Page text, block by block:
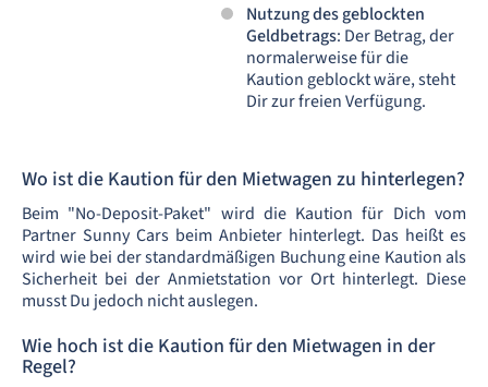
Nutzung des geblockten
Geldbetrags: Der Betrag, der
normalerweise für die
Kaution geblockt wäre, steht
Dir zur freien Verfügung.
Wo ist die Kaution für den Mietwagen zu hinterlegen?
Beim "No-Deposit-Paket" wird die Kaution für Dich vom
Partner Sunny Cars beim Anbieter hinterlegt. Das heißt es
wird wie bei der standardmäßigen Buchung eine Kaution als
Sicherheit bei der Anmietstation vor Ort hinterlegt. Diese
musst Du jedoch nicht auslegen.
Wie hoch ist die Kaution für den Mietwagen in der
Regel?